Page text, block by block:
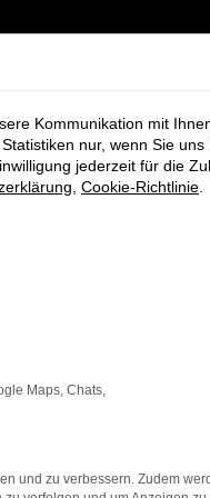
Datenschutz
Mitarbeitenden,
Geschäftsführung,
Kommunikation mit
nur, wenn Sie uns
jederzeit für die
Cookie-Richtlinie
Maps, Chats,
und zu verbessern. Zudem